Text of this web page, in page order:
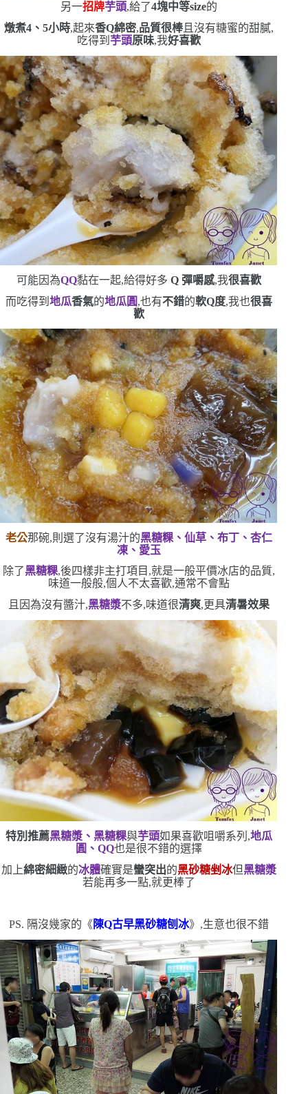
另一招牌芋頭,給了4塊中等size的
燉煮4、 5小時,起來香Q綿密,品質很棒且沒有糖蜜的甜膩,
吃得到 芋頭原味,我好喜歡
可能因為QQ黏在一起,給得好多 Q 彈嚼感,我很喜歡
而吃得到 地瓜香氣的地瓜圓,也有不錯的軟Q度,我也很喜
歡
老公那碗,則選了沒有湯汁的黑糖粿、仙草、布丁、杏仁
凍、愛玉
除了黑糖粿,後四樣非主打項目,就是一般平價冰店的品質,
味道一般般,個人不太喜歡,通常不會點
且因為沒有醬汁,黑糖漿不多,味道很清爽,更具清暑效果
特別推薦黑糖漿、黑糖粿與芋頭如果喜歡咀嚼系列,地瓜
圓、 QQ也是很不錯的選擇
加上綿密細緻的冰體確實是蠻突出的黑砂糖剉冰但黑糖漿
若能再多一點,就更棒了
PS. 隔沒幾家的《 陳Q古早黑砂糖刨冰》,生意也很不錯